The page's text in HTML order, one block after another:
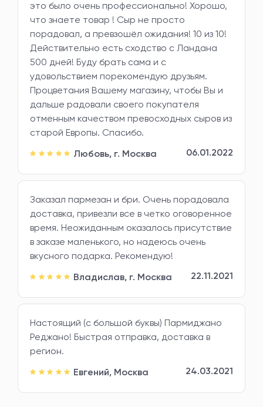
это было очень профессионально! Хорошо,
что знаете товар ! Сыр не просто
порадовал, а превзошёл ожидания! 10 из 10!
Действительно есть сходство с Ландана
500 дней! Буду брать сама и с
удовольствием порекомендую друзьям.
Процветания Вашему магазину, чтобы Вы и
дальше радовали своего покупателя
отменным качеством превосходных сыров из
старой Европы. Спасибо.
Любовь, г. Москва 06.01.2022
Заказал пармезан и бри. Очень порадовала
доставка, привезли все в четко оговоренное
время. Неожиданным оказалось присутствие
в заказе маленького, но надеюсь очень
вкусного подарка. Рекомендую!
Владислав, г. Москва 22.11.2021
Настоящий (с большой буквы) Пармиджано
Реджано! Быстрая отправка, доставка в
регион.
Евгений, Москва 24.03.2021